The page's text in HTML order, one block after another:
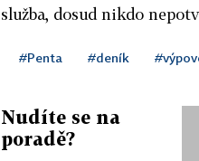
služba, dosud nikdo
#Penta #deník
Nudíte se na
poradě?